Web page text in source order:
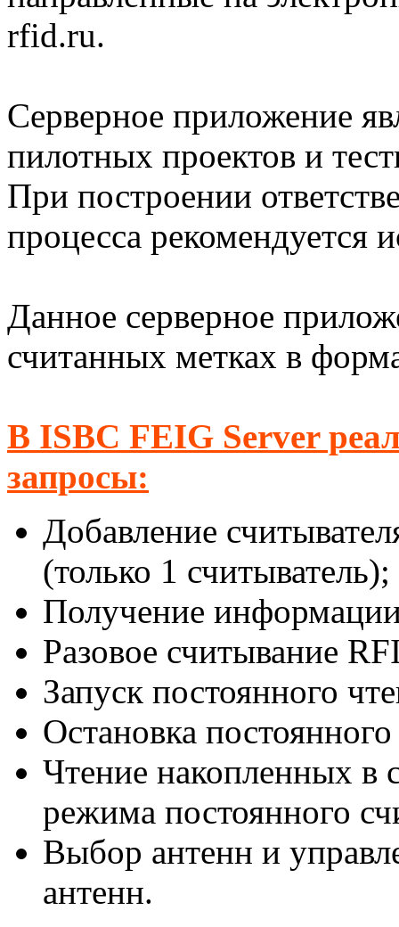
rfid.ru.
Серверное приложение
пилотных проектов и
При построении
процесса рекомендуется
Данное серверное
считанных метках в
В ISBC FEIG Server
запросы:
Добавление
(только 1 считыватель);
Получение
Разовое считывание
Запуск постоянного
Остановка
Чтение накопленных в
режима постоянного
Выбор антенн и
антенн.